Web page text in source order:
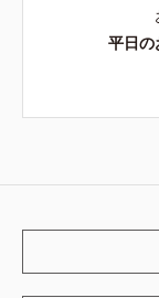
平日の